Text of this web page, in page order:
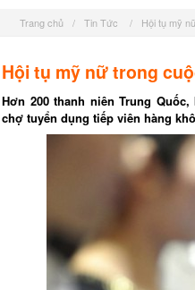
Trang chủ / Tin Tức / Hội tụ mỹ
Hội tụ mỹ nữ trong
Hơn 200 thanh niên Trung
chợ tuyển dụng tiếp viên hàng